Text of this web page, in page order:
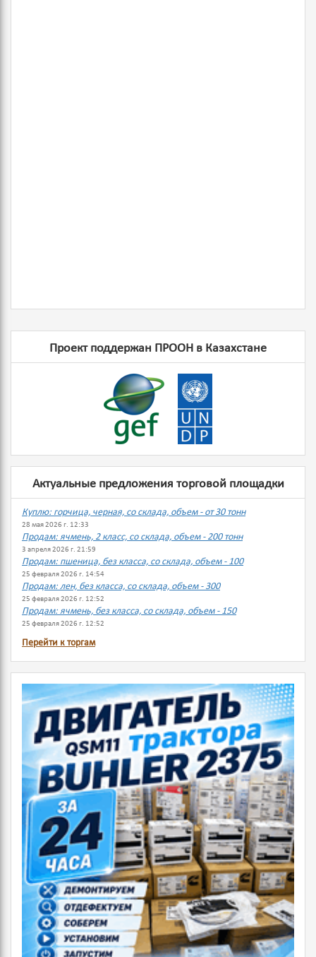
Проект поддержан ПРООН в Казахстане
Актуальные предложения торговой площадки
Куплю: горчица, черная, со склада, объем - от 30 тонн
28 мая 2026 г. 12:33
Продам: ячмень, 2 класс, со склада, объем - 200 тонн
3 апреля 2026 г. 21:59
Продам: пшеница, без класса, со склада, объем - 100
25 февраля 2026 г. 14:54
Продам: лен, без класса, со склада, объем - 300
25 февраля 2026 г. 12:52
Продам: ячмень, без класса, со склада, объем - 150
25 февраля 2026 г. 12:52
Перейти к торгам